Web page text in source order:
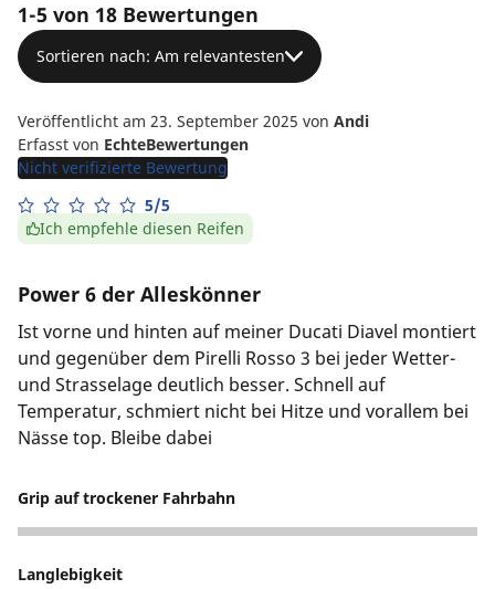
1-5 von 18 Bewertungen
Sortieren nach: Am relevantesten
Veröffentlicht am 23. September 2025 von Andi
Erfasst von EchteBewertungen
Nicht verifizierte Bewertung
5/5
Ich empfehle diesen Reifen
Power 6 der Alleskönner
Ist vorne und hinten auf meiner Ducati Diavel montiert
und gegenüber dem Pirelli Rosso 3 bei jeder Wetter-
und Strasselage deutlich besser. Schnell auf
Temperatur, schmiert nicht bei Hitze und vorallem bei
Nässe top. Bleibe dabei
Grip auf trockener Fahrbahn
5
Langlebigkeit